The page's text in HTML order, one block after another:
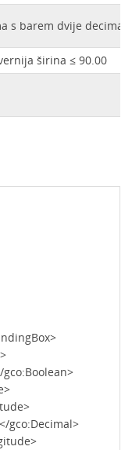
s barem dvije
širina ≤ 90.00
gco:Boolean>
</gco:Decimal>